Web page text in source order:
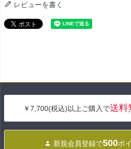
レビューを書く
￥7,700(税込)以上ご購入で送料
新規会員登録で500ポ